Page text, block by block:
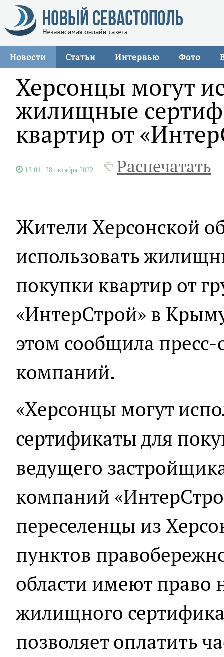
Новости Статьи Интервью Фото
Херсонцы могут
жилищные
квартир от
13:04 28 октября 2022 Распечатать
Жители Херсонской
использовать
покупки квартир от
«ИнтерСтрой» в
этом сообщила
компаний.
«Херсонцы могут
сертификаты для
ведущего
компаний
переселенцы из
пунктов
области имеют право
жилищного
позволяет оплатить